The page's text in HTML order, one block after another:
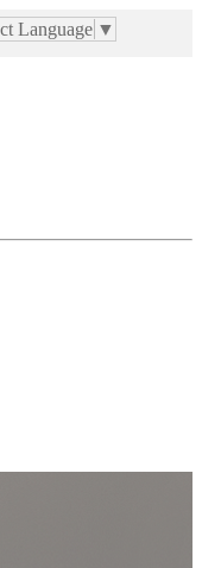
Language ▼